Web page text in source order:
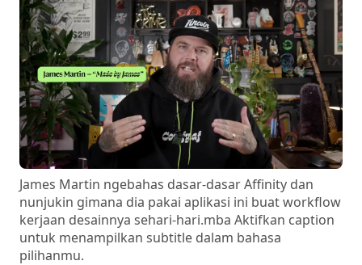
James Martin ngebahas dasar-dasar Affinity dan
nunjukin gimana dia pakai aplikasi ini buat workflow
kerjaan desainnya sehari-hari.mba Aktifkan caption
untuk menampilkan subtitle dalam bahasa
pilihanmu.